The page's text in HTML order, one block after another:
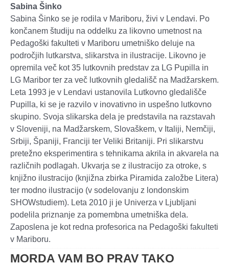
Sabina Šinko
Sabina Šinko se je rodila v Mariboru, živi v Lendavi. Po
končanem študiju na oddelku za likovno umetnost na
Pedagoški fakulteti v Mariboru umetniško deluje na
področjih lutkarstva, slikarstva in ilustracije. Likovno je
opremila več kot 35 lutkovnih predstav za LG Pupilla in
LG Maribor ter za več lutkovnih gledališč na Madžarskem.
Leta 1993 je v Lendavi ustanovila Lutkovno gledališče
Pupilla, ki se je razvilo v inovativno in uspešno lutkovno
skupino. Svoja slikarska dela je predstavila na razstavah
v Sloveniji, na Madžarskem, Slovaškem, v Italiji, Nemčiji,
Srbiji, Španiji, Franciji ter Veliki Britaniji. Pri slikarstvu
pretežno eksperimentira s tehnikama akrila in akvarela na
različnih podlagah. Ukvarja se z ilustracijo za otroke, s
knjižno ilustracijo (knjižna zbirka Piramida založbe Litera)
ter modno ilustracijo (v sodelovanju z londonskim
SHOWstudiem). Leta 2010 ji je Univerza v Ljubljani
podelila priznanje za pomembna umetniška dela.
Zaposlena je kot redna profesorica na Pedagoški fakulteti
v Mariboru.
MORDA VAM BO PRAV TAKO